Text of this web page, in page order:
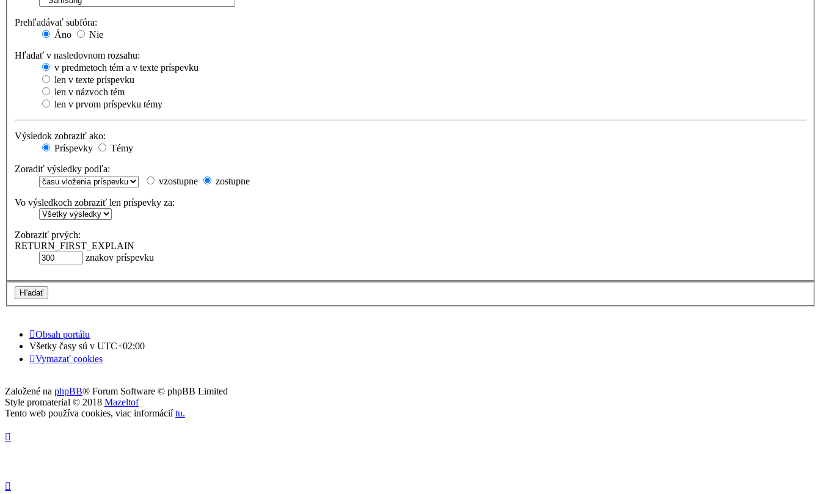
Prehľadávať subfóra:
Áno
Nie
Hľadať v nasledovnom rozsahu:
v predmetoch tém a v texte príspevku
len v texte príspevku
len v názvoch tém
len v prvom príspevku témy
Výsledok zobraziť ako:
Príspevky
Témy
Zoradiť výsledky podľa:
vzostupne
zostupne
Vo výsledkoch zobraziť len príspevky za:
Zobraziť prvých:
RETURN_FIRST_EXPLAIN
znakov príspevku
Obsah portálu
Všetky časy sú v UTC+02:00
Vymazať cookies
Založené na phpBB® Forum Software © phpBB Limited
Style promaterial © 2018 Mazeltof
Tento web používa cookies, viac informáciítu.